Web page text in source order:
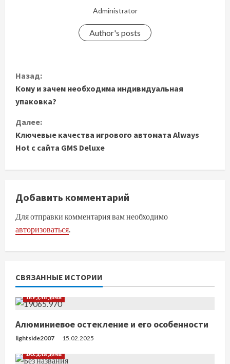
Administrator
Author's posts
П
р
о
д
ж
и
ч
т
е
н
Назад:
Кому и зачем необходима индивидуальная
упаковка?
Далее:
Ключевые качества игрового автомата Always
Hot с сайта GMS Deluxe
Добавить комментарий
Для отправки комментария вам необходимо
авторизоваться.
СВЯЗАННЫЕ ИСТОРИИ
Все для дома
Алюминиевое остекление и его особенности
lightside2007
15.02.2025
Все для дома